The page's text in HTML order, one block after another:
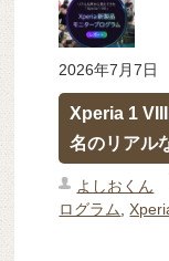
2026年7月7日
Xperia 1
名のリアル
よしおくん
ログラム
,